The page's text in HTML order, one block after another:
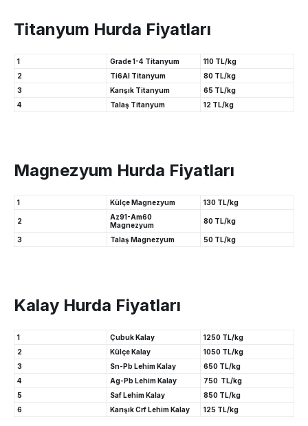
Titanyum Hurda Fiyatları
1 Grade 1-4 Titanyum
110 TL/kg
2
Ti6Al Titanyum
80 TL/kg
3
Karışık Titanyum
65 TL/kg
4
Talaş Titanyum 12 TL/kg
Magnezyum Hurda Fiyatları
1 Külçe Magnezyum 130 TL/kg
2
Az91-Am60
Magnezyum
80 TL/kg
3 Talaş Magnezyum 50 TL/kg
Kalay Hurda Fiyatları
1 Çubuk Kalay
1250 TL/kg
2
Külçe Kalay
1050 TL/kg
3
Sn-Pb Lehim Kalay
650 TL/kg
4
Ag-Pb Lehim Kalay
750 TL/kg
5
Saf Lehim Kalay
850 TL/kg
6
Karışık Crf Lehim Kalay 125 TL/kg